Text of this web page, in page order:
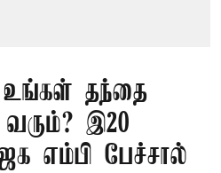
தந்தை
இ20
எம்பி பேச்சால்